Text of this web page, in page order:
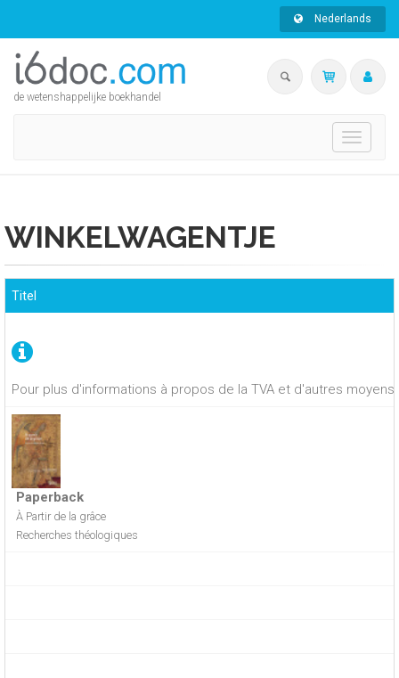
Nederlands
de wetenshappelijke boekhandel
Toggle
WINKELWAGENTJE
Pour plus d'informations à propos de la TVA et d'autres
Titel
Paperback
À Partir de la grâce
Recherches théologiques